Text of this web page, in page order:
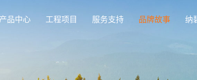
品中心 工程项目 服务支持 品牌故事 纳